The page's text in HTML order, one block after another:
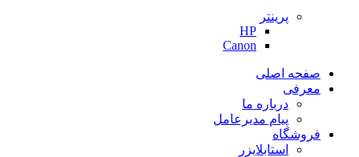
پرینتر
HP
Canon
صفحه اصلی
معرفی
درباره ما
پیام مدیرعامل
فروشگاه
استابلایزر